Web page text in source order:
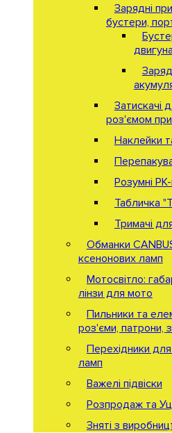
Зарядні
бустери,
двигуна
Затискачі
роз'ємом
Наклейки
Розумні
Табличка
Тримачі
Обманки
ксенонових ламп
Мотосвітло:
лінзи для мото
Пильники та
роз'єми, патрони,
Перехідники
ламп
Важелі підвіски
Розпродаж та
Зняті з